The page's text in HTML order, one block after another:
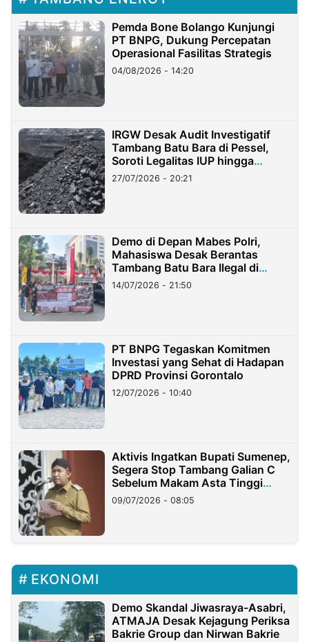
Pemda Bone Bolango Kunjungi
PT BNPG, Dukung Percepatan
Operasional Fasilitas Strategis
04/08/2026 - 14:20
IRGW Desak Audit Investigatif
Tambang Batu Bara di Pessel,
Soroti Legalitas IUP hingga
Stockpile
27/07/2026 - 20:21
Demo di Depan Mabes Polri,
Mahasiswa Desak Berantas
Tambang Batu Bara Ilegal di
Lampung
14/07/2026 - 21:50
PT BNPG Tegaskan Komitmen
Investasi yang Sehat di Hadapan
DPRD Provinsi Gorontalo
12/07/2026 - 10:40
Aktivis Ingatkan Bupati Sumenep,
Segera Stop Tambang Galian C
Sebelum Makam Asta Tinggi
Longsor
09/07/2026 - 08:05
EKONOMI
Demo Skandal Jiwasraya-Asabri,
ATMAJA Desak Kejagung Periksa
Bakrie Group dan Nirwan Bakrie